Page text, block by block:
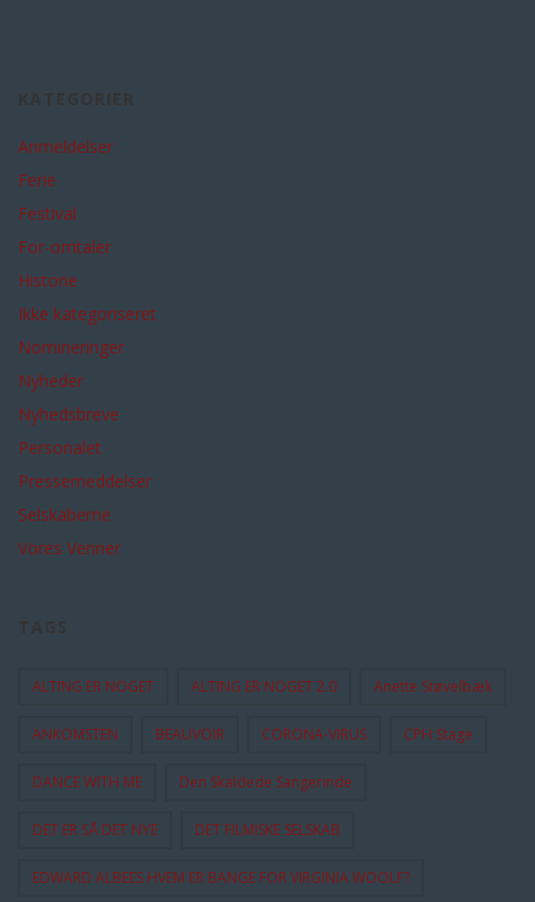
Anmeldelser
Ferie
Festival
For-omtaler
Historie
Ikke kategoriseret
Nomineringer
Nyheder
Nyhedsbreve
Personalet
Pressemeddelser
Selskaberne
Vores Venner
ALTING ER NOGET ALTING ER NOGET 2.0 Anette Støvelbæk
ANKOMSTEN BEAUVOIR CORONA-VIRUS CPH Stage
DANCE WITH ME Den Skaldede Sangerinde
DET ER SÅ DET NYE DET FILMISKE SELSKAB
EDWARD ALBEES HVEM ER BANGE FOR VIRGINIA WOOLF?